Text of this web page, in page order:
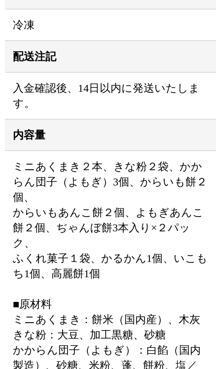
冷凍
配送注記
入金確認後、14日以内に発送いたしま
す。
内容量
ミニあくまき２本、きな粉２袋、かか
らん団子（よもぎ）3個、からいも餅２
個、
からいもあんこ餅２個、よもぎあんこ
餅２個、ぢゃんぼ餅3本入り×２パッ
ク、
ふくれ菓子１袋、かるかん1個、いこも
ち1個、高麗餅1個
■原材料
ミニあくまき：餅米（国内産）、木灰
きな粉：大豆、加工黒糖、砂糖
かからん団子（よもぎ）：白餡（国内
製造）、砂糖、米粉、蓬、餅粉、塩／